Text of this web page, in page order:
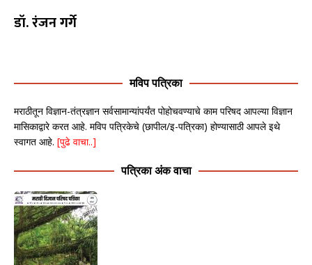
डॉ. रंजन गर्गे
मविप पत्रिका
मराठीतून विज्ञान-तंत्रज्ञान सर्वसामान्यांपर्यंत पोहोचवण्याचे काम परिषद आपल्या विज्ञान
मासिकाद्वारे करत आहे. मविप पत्रिकेचे (छापील/इ-पत्रिका) होण्यासाठी आपले इथे
स्वागत आहे. [पुढे वाचा..]
पत्रिका अंक वाचा